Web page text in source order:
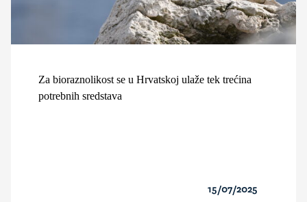
Za bioraznolikost se u Hrvatskoj ulaže tek trećina
potrebnih sredstava
15/07/2025